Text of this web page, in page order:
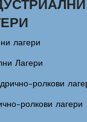
лагери
Лагери
ролкови
ролкови лагери